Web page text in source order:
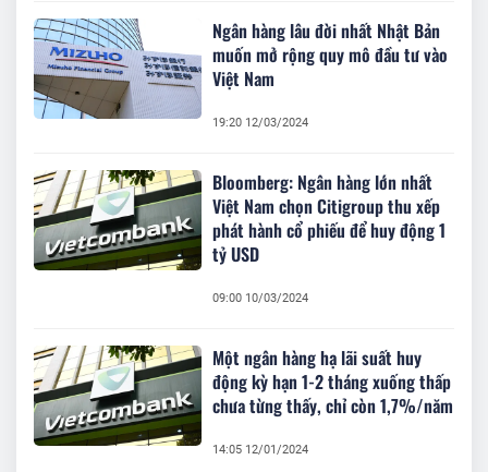
Ngân hàng lâu đời nhất Nhật Bản
muốn mở rộng quy mô đầu tư vào
Việt Nam
19:20 12/03/2024
Bloomberg: Ngân hàng lớn nhất
Việt Nam chọn Citigroup thu xếp
phát hành cổ phiếu để huy động 1
tỷ USD
09:00 10/03/2024
Một ngân hàng hạ lãi suất huy
động kỳ hạn 1-2 tháng xuống thấp
chưa từng thấy, chỉ còn 1,7%/năm
14:05 12/01/2024